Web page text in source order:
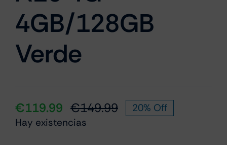
4GB/128GB
Verde
€149.99El
€119.99
El 20% Off
Hay existencias